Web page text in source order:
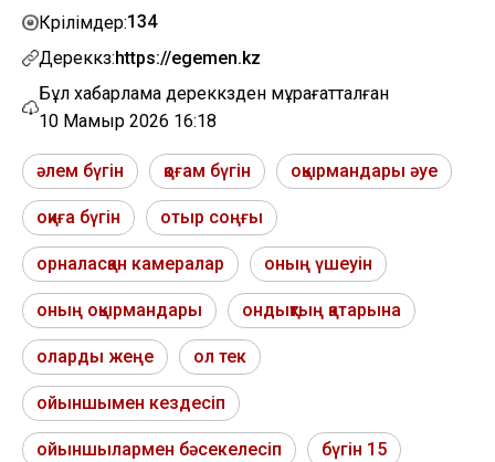
Көрілімдер:134
Дереккөз:https://egemen.kz
Бұл хабарлама дереккөзден мұрағатталған
10 Мамыр 2026 16:18
әлем бүгін қоғам бүгін оқырмандары әуе
оқиға бүгін отыр соңғы
орналасқан камералар оның үшеуін
оның оқырмандары ондықтың қатарына
оларды жеңе ол тек
ойыншымен кездесіп
ойыншылармен бәсекелесіп бүгін 15